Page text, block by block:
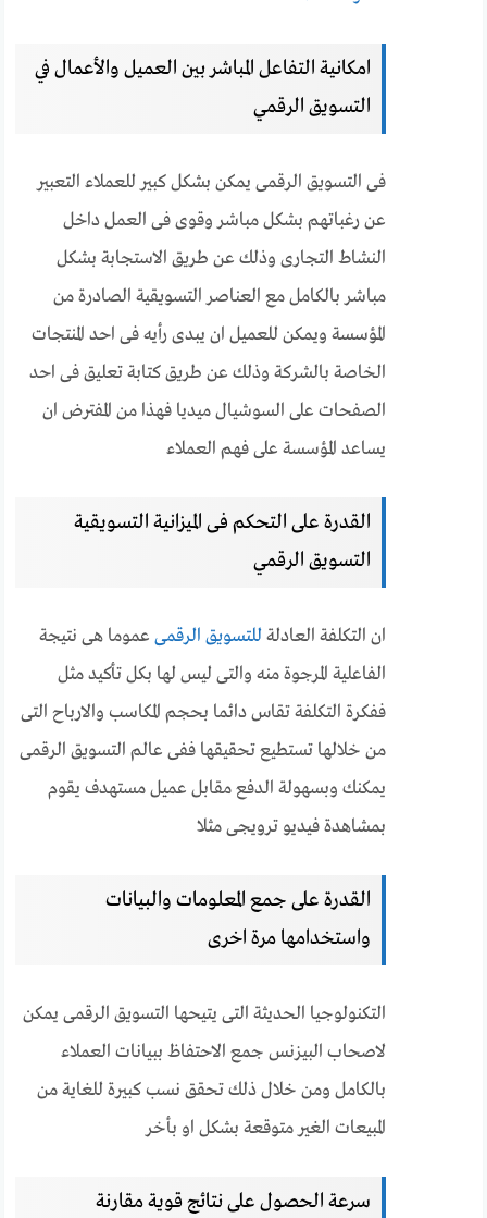
امكانية التفاعل المباشر بين العميل والأعمال في
التسويق الرقمي
فى التسويق الرقمى يمكن بشكل كبير للعملاء التعبير
عن رغباتهم بشكل مباشر وقوى فى العمل داخل
النشاط التجارى وذلك عن طريق الاستجابة بشكل
مباشر بالكامل مع العناصر التسويقية الصادرة من
المؤسسة ويمكن للعميل ان يبدى رأيه فى احد المنتجات
الخاصة بالشركة وذلك عن طريق كتابة تعليق فى احد
الصفحات على السوشيال ميديا فهذا من المفترض ان
يساعد المؤسسة على فهم العملاء
القدرة على التحكم فى الميزانية التسويقية
التسويق الرقمي
ان التكلفة العادلةللتسويق الرقمى عموما هى نتيجة
الفاعلية المرجوة منه والتى ليس لها بكل تأكيد مثل
ففكرة التكلفة تقاس دائما بحجم المكاسب والارباح التى
من خلالها تستطيع تحقيقها ففى عالم التسويق الرقمى
يمكنك وبسهولة الدفع مقابل عميل مستهدف يقوم
بمشاهدة فيديو ترويجى مثلا
القدرة على جمع المعلومات والبيانات
واستخدامها مرة اخرى
التكنولوجيا الحديثة التى يتيحها التسويق الرقمى يمكن
لاصحاب البيزنس جمع الاحتفاظ ببيانات العملاء
بالكامل ومن خلال ذلك تحقق نسب كبيرة للغاية من
المبيعات الغير متوقعة بشكل او بأخر
سرعة الحصول على نتائج قوية مقارنة